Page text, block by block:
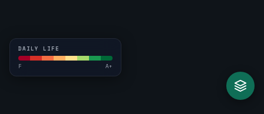
DAILY LIFE
F A+